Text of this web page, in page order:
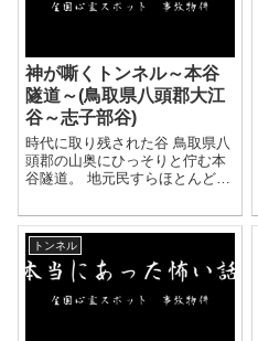
神が嘶くトンネル～本谷
隧道～(鳥取県八頭郡大江
谷～志子部谷)
時代に取り残された谷 鳥取県八
頭郡の山奥にひっそりと佇む本
谷隧道。 地元民すらほとんど使
だ。 通称「隧道」。 隧道とは
トンネルの和名。 第二次世界大
戦が終わるまではトンネルのこ
とを隧...
トンネル